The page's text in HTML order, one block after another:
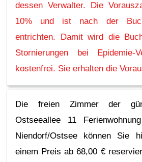
dessen Verwalter. Die
10% und ist nach der
entrichten. Damit wird die
Stornierungen bei Epidemie-
kostenfrei. Sie erhalten die
Die freien Zimmer der
Ostseeallee 11
Niendorf/Ostsee können Sie
einem Preis ab 68,00 €